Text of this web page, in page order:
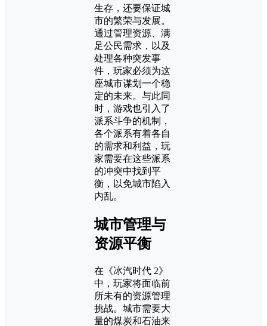
生存，还要保证城
市的繁荣与发展。
通过管理资源、满
足公民需求，以及
处理各种突发事
件，玩家必须为这
座城市谋划一个稳
定的未来。与此同
时，游戏也引入了
派系斗争的机制，
各个派系有着各自
的需求和利益，玩
家需要在这些派系
的冲突中找到平
衡，以免城市陷入
内乱。
城市管理与
资源平衡
在《冰汽时代 2》
中，玩家将面临前
所未有的资源管理
挑战。城市需要大
量的煤炭和石油来